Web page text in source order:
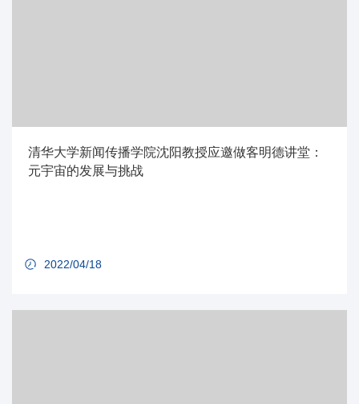
清华大学新闻传播学院沈阳教授应邀做客明德讲堂：
元宇宙的发展与挑战
2022/04/18